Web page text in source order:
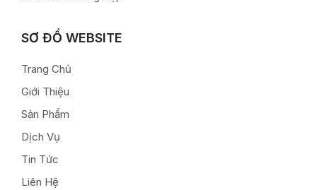
SƠ ĐỒ WEBSITE
Trang Chủ
Giới Thiệu
Sản Phẩm
Dịch Vụ
Tin Tức
Liên Hệ